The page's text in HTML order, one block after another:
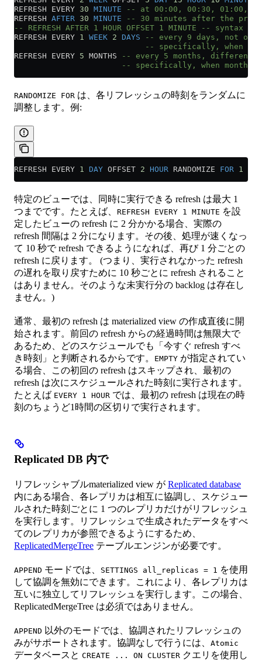
REFRESH EVERY 30 MINUTE -- at 00:00, 00:30, 01:00,
REFRESH AFTER 30 MINUTE -- 30 minutes after the
-- REFRESH AFTER 1 HOUR OFFSET 1 MINUTE --
REFRESH EVERY 1 WEEK 2 DAYS -- every 9 days, not on
-- specifically, when
REFRESH EVERY 5 MONTHS
-- every 5 months, different
-- specifically, when month
RANDOMIZE FOR は、各リフレッシュの時刻をランダムに
調整します。例:
REFRESH EVERY 1 DAY OFFSET 2 HOUR RANDOMIZE FOR 1
特定のビューでは、同時に実行できる refresh は最大 1
つまでです。たとえば、 REFRESH EVERY 1 MINUTE を設
定したビューの refresh に 2 分かかる場合、実際の
refresh 間隔は 2 分になります。その後、処理が速くなっ
て 10 秒で refresh できるようになれば、再び 1 分ごとの
refresh に戻ります。 (つまり、実行されなかった refresh
の遅れを取り戻すために 10 秒ごとに refresh されること
はありません。そのような未実行分の backlog は存在し
ません。)
通常、最初の refresh は materialized view の作成直後に開
始されます。前回の refresh からの経過時間は無限大で
あるため、どのスケジュールでも「今すぐ refresh すべ
き時刻」と判断されるからです。
EMPTY が指定されてい
る場合、この初回の refresh はスキップされ、最初の
refresh は次にスケジュールされた時刻に実行されます。
たとえば EVERY 1 HOUR では、最初の refresh は現在の時
刻のちょうど1時間の区切りで実行されます。
Replicated DB 内で
リフレッシャブルmaterialized view が Replicated database
内にある場合、各レプリカは相互に協調し、スケジュー
ルされた時刻ごとに 1 つのレプリカだけがリフレッシュ
を実行します。リフレッシュで生成されたデータをすべ
てのレプリカが参照できるようにするため、
ReplicatedMergeTree テーブルエンジンが必要です。
APPEND モードでは、 SETTINGS all_replicas = 1 を使用
して協調を無効にできます。これにより、各レプリカは
互いに独立してリフレッシュを実行します。この場合、
ReplicatedMergeTree は必須ではありません。
APPEND 以外のモードでは、協調されたリフレッシュの
みがサポートされます。協調なしで行うには、 Atomic
データベースと CREATE ... ON CLUSTER クエリを使用し